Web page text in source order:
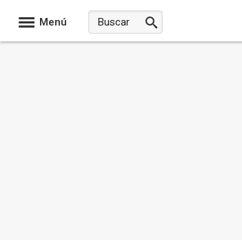
Menú